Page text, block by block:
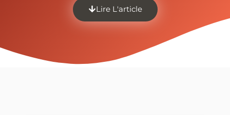
Lire L'article